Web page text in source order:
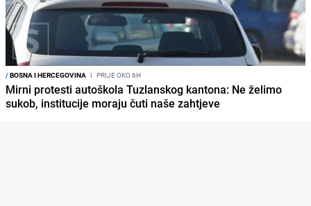
/BOSNA I HERCEGOVINA I PRIJE OKO 6H
Mirni protesti autoškola Tuzlanskog kantona: Ne želimo
sukob, institucije moraju čuti naše zahtjeve